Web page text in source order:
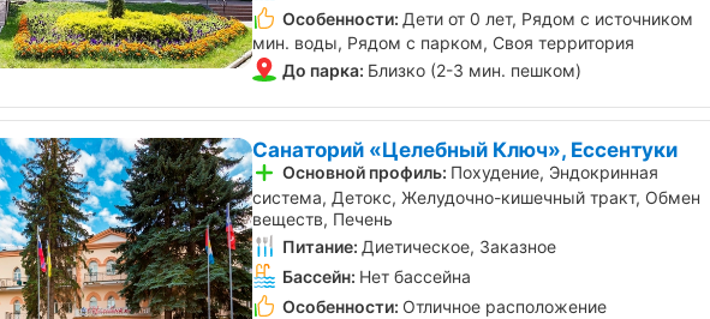
Особенности: Дети от 0 лет, Рядом с источником
мин. воды, Рядом с парком, Своя территория
До парка: Близко (2-3 мин. пешком)
Санаторий «Целебный Ключ», Ессентуки
Основной профиль: Похудение, Эндокринная
система, Детокс, Желудочно-кишечный тракт, Обмен
веществ, Печень
Питание: Диетическое, Заказное
Бассейн: Нет бассейна
Особенности: Отличное расположение